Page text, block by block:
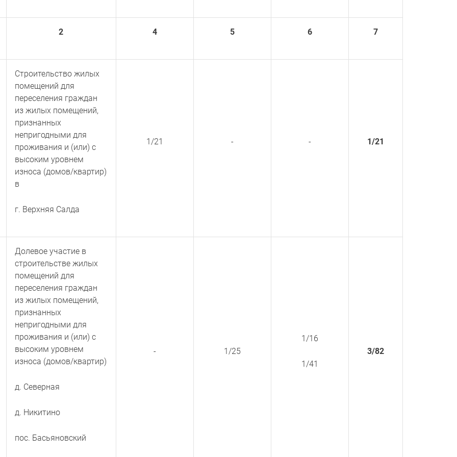
2 4 5 6 7
Строительство жилых
помещений для
переселения граждан
из жилых помещений,
признанных
непригодными для
проживания и (или) с
высоким уровнем
износа (домов/квартир)
в
г. Верхняя Салда
1/21 - - 1/21
Долевое участие в
строительстве жилых
помещений для
переселения граждан
из жилых помещений,
признанных
непригодными для
проживания и (или) с
высоким уровнем
износа (домов/квартир)
д. Северная
д. Никитино
пос. Басьяновский
- 1/25
1/16
1/41
3/82